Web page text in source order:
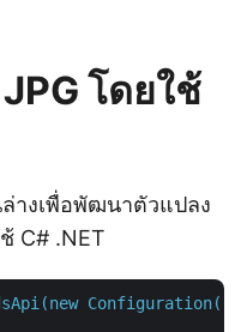
โดยใช้
างเพื่อพัฒนาตัวแปลง
C# .NET
Configuration()